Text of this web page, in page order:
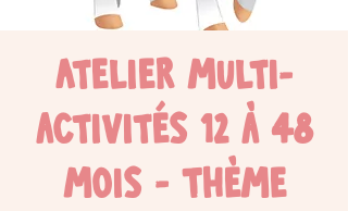
Atelier multi-
activités 12 à 48
mois - Thème